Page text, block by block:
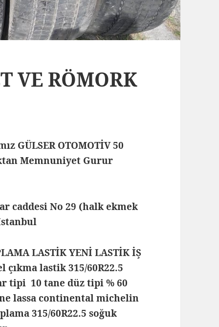
VE RÖMORK
GÜLSER OTOMOTİV 50
Memnuniyet Gurur
caddesi No 29 (halk ekmek
LASTİK YENİ LASTİK İŞ
çıkma lastik 315/60R22.5
tipi 10 tane düz tipi % 60
lassa continental michelin
315/60R22.5 soğuk